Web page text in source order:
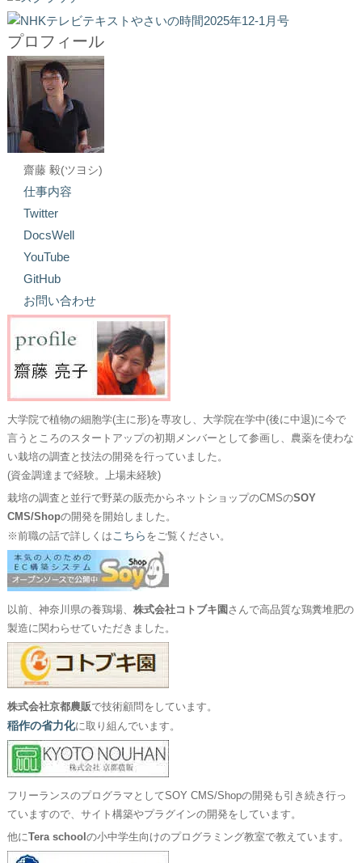
プロフィール
齋藤 毅(ツヨシ)
仕事内容
Twitter
DocsWell
YouTube
GitHub
お問い合わせ
大学院で植物の細胞学(主に形)を専攻し、大学院在学中(後に中退)に今で
言うところのスタートアップの初期メンバーとして参画し、農薬を使わな
い栽培の調査と技法の開発を行っていました。
(資金調達まで経験。上場未経験)
栽培の調査と並行で野菜の販売からネットショップのCMSのSOY
CMS/Shopの開発を開始しました。
※前職の話で詳しくはこちら をご覧ください。
以前、神奈川県の養鶏場、 株式会社コトブキ園 さんで高品質な鶏糞堆肥の
製造に関わらせていただきました。
株式会社京都農販で技術顧問をしています。
稲作の省力化に取り組んでいます。
フリーランスのプログラマとしてSOY CMS/Shopの開発も引き続き行っ
ていますので、サイト構築やプラグインの開発をしています。
他にTera school の小中学生向けのプログラミング教室で教えています。